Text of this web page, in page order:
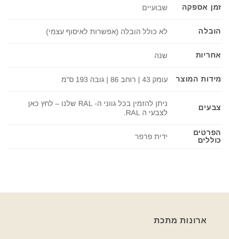
זמן אספקה שבועיים
הובלה לא כולל הובלה (אפשרות לאיסוף עצמי)
אחריות שנה
מידות המוצר עומק 43 | רוחב 86 | גובה 193 ס"מ
צבעים
ניתן להזמין בכל גווני ה- RAL שלנו – לחץ כאן
לצבעי ה RAL.
הפרטים
כוללים
ידית פרפר
ארונות מתכת